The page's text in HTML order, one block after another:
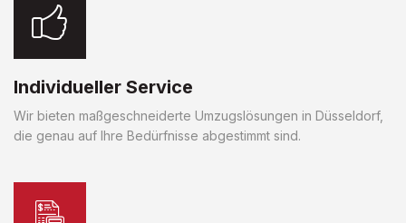
Individueller Service
Wir bieten maßgeschneiderte Umzugslösungen in Düsseldorf,
die genau auf Ihre Bedürfnisse abgestimmt sind.